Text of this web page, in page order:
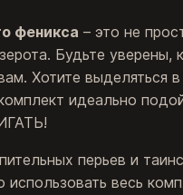
феникса – это не
Будьте
Хотите выделяться
идеально
перьев и
весь